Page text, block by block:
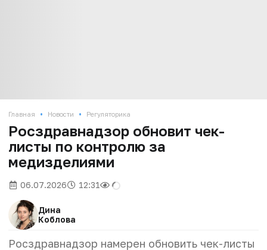
Главная • Новости • Регуляторика
Росздравнадзор обновит чек-
листы по контролю за
медизделиями
06.07.2026 12:31
Дина
Коблова
Росздравнадзор намерен обновить чек-листы